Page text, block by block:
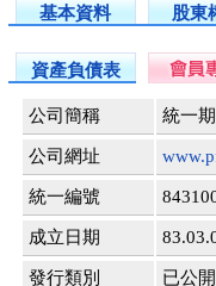
基本資料 股東
資產負債表
公司簡稱 統一
公司網址
統一編號
成立日期
發行類別 已公